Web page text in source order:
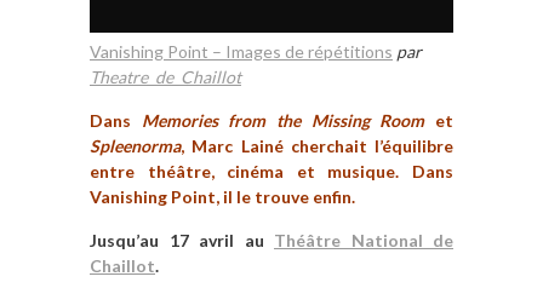
Vanishing Point – Images de répétitions par
Theatre_de_Chaillot
Dans Memories from the Missing Roomet
Spleenorma, Marc Lainé cherchait l’équilibre
entre théâtre, cinéma et musique. Dans
Vanishing Point, il le trouve enfin.
Jusqu’au 17 avril au Théâtre National de
Chaillot.